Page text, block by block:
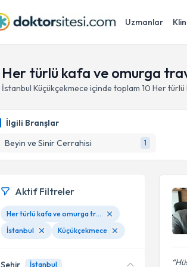
Uzmanlar
Her türlü kafa ve omurga
İstanbul Küçükçekmece içinde toplam 10 Her türlü
İlgili Branşlar
Beyin ve Sinir Cerrahisi
1
Aktif Filtreler
Her türlü kafa ve omurga travması cerrahisi
İstanbul
Küçükçekmece
Şehir İstanbul